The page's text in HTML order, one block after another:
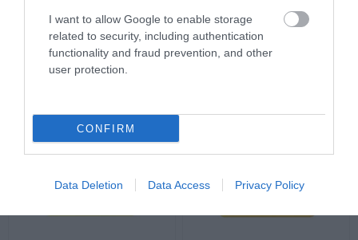
I want to allow Google to enable storage
related to security, including authentication
functionality and fraud prevention, and other
user protection.
CONFIRM
Data Deletion Data Access Privacy Policy
13,58 € 6,55 €